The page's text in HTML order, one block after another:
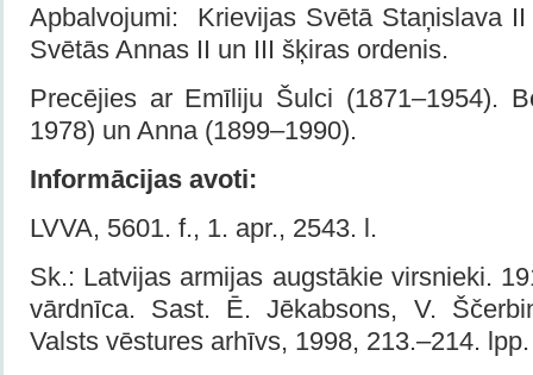
Apbalvojumi: Krievijas Svētā Staņislava
Svētās Annas II un III šķiras ordenis.
Precējies ar Emīliju Šulci (1871–1954).
1978) un Anna (1899–1990).
Informācijas avoti:
LVVA, 5601. f., 1. apr., 2543. l.
Sk.: Latvijas armijas augstākie virsnieki.
vārdnīca. Sast. Ē. Jēkabsons, V.
Valsts vēstures arhīvs, 1998, 213.–214. lpp.